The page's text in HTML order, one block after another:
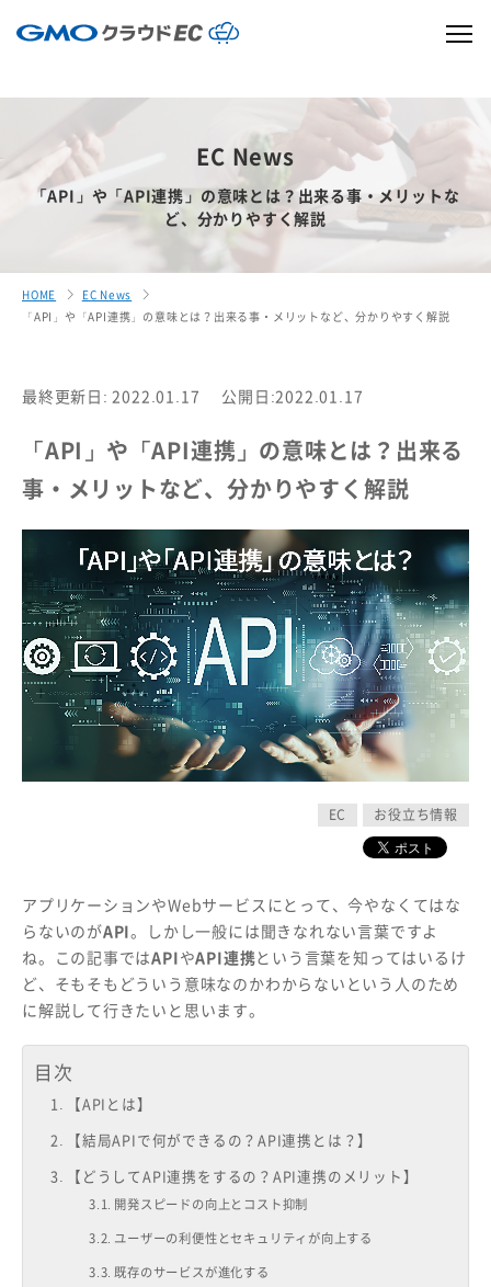
EC News
「API」や「API連携」の意味とは？出来る事・メリットな
ど、分かりやすく解説
HOME
EC News
「API」や「API連携」の意味とは？出来る事・メリットなど、分かりやすく解説
最終更新日: 2022.01.17 公開日:2022.01.17
「API」や「API連携」の意味とは？出来る
事・メリットなど、分かりやすく解説
EC お役立ち情報
アプリケーションやWebサービスにとって、今やなくてはな
らないのがAPI。しかし一般には聞きなれない言葉ですよ
ね。この記事ではAPIやAPI連携という言葉を知ってはいるけ
ど、そもそもどういう意味なのかわからないという人のため
に解説して行きたいと思います。
目次
【APIとは】
【結局APIで何ができるの？API連携とは？】
【どうしてAPI連携をするの？API連携のメリット】
開発スピードの向上とコスト抑制
ユーザーの利便性とセキュリティが向上する
既存のサービスが進化する